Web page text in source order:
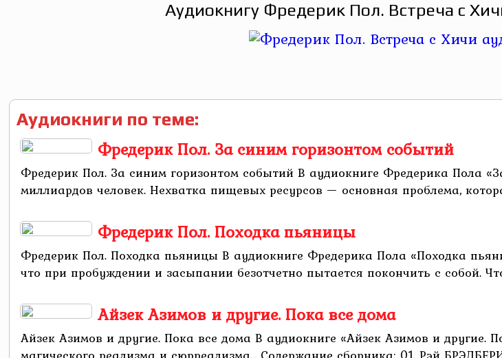
Аудиокнигу Фредерик Пол. Встреча с
Аудиокниги по теме:
Фредерик Пол. За синим горизонтом событий
Фредерик Пол. За синим горизонтом событий В аудиокниге Фредерика Пола
миллиардов человек. Нехватка пищевых ресурсов — основная проблема,
Фредерик Пол. Походка пьяницы
Фредерик Пол. Походка пьяницы В аудиокниге Фредерика Пола «Походка
что при пробуждении и засыпании безотчетно пытается покончить с собой.
Айзек Азимов и другие. Пока все дома
Айзек Азимов и другие. Пока все дома В аудиокниге «Айзек Азимов и другие.